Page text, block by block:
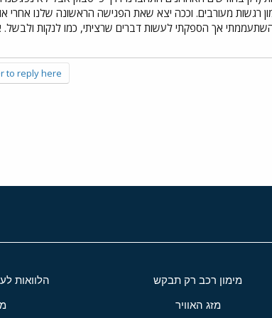
אך הספקתי לעשות דברים שרציתי, כמו לנקות
to reply here.
מימון רכב רק תבקש הלוואות
מזג האוויר